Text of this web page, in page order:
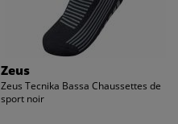
Zeus
Zeus Tecnika Bassa Chaussettes de
sport noir